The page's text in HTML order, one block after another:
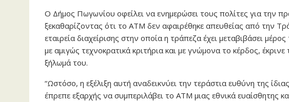
Ο Δήμος Πωγωνίου οφείλει να ενημερώσει τους πολίτες για την
ξεκαθαρίζοντας ότι το ΑΤΜ δεν αφαιρέθηκε απευθείας από την
εταιρεία διαχείρισης στην οποία η τράπεζα έχει μεταβιβάσει
με αμιγώς τεχνοκρατικά κριτήρια και με γνώμονα το κέρδος,
ξήλωμά του.
“Ωστόσο, η εξέλιξη αυτή αναδεικνύει την τεράστια ευθύνη της
έπρεπε εξαρχής να συμπεριλάβει το ΑΤΜ μιας εθνικά ευαίσθητης